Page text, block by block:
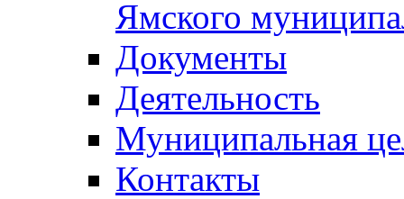
Ямского
Документы
Деятельность
Муниципальная
Контакты